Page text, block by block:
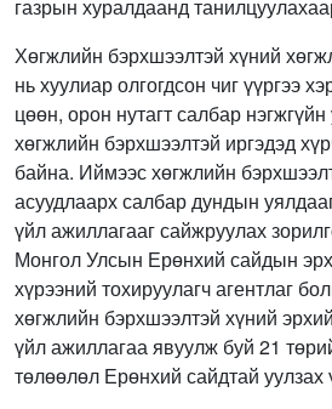
газрын хуралдаанд
Хөгжлийн бэрхшээлтэй хүний
нь хуулиар олгогдсон чиг үүргээ
цөөн, орон нутагт салбар
хөгжлийн бэрхшээлтэй иргэдэд
байна. Иймээс хөгжлийн
асуудлаарх салбар дундын
үйл ажиллагааг сайжруулах
Монгол Улсын Ерөнхий сайдын
хүрээний тохируулагч агентлаг
хөгжлийн бэрхшээлтэй хүний
үйл ажиллагаа явуулж буй 21
төлөөлөл Ерөнхий сайдтай